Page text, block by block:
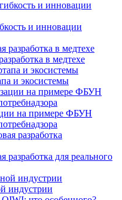
и инновации
в медтехе
и экосистемы
на примере ФБУН
разработка для реального
индустрии